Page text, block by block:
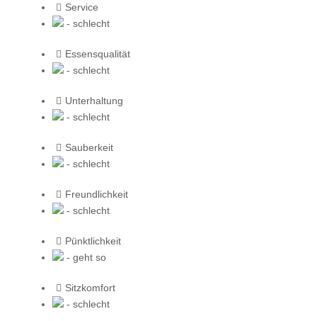
Service
- schlecht
Essensqualität
- schlecht
Unterhaltung
- schlecht
Sauberkeit
- schlecht
Freundlichkeit
- schlecht
Pünktlichkeit
- geht so
Sitzkomfort
- schlecht